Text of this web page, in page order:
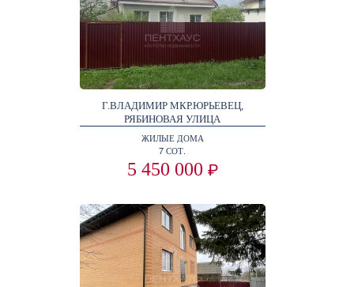
Г.ВЛАДИМИР МКР.ЮРЬЕВЕЦ,
РЯБИНОВАЯ УЛИЦА
ЖИЛЫЕ ДОМА
7 СОТ.
5 450 000 ₽